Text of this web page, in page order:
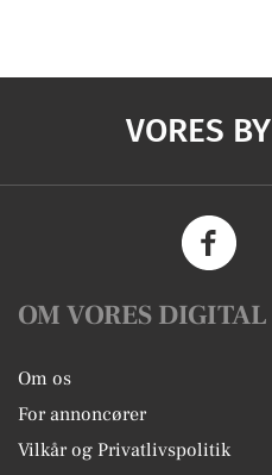
VORES BY
OM VORES DIGITAL
Om os
For annoncører
Vilkår og Privatlivspolitik